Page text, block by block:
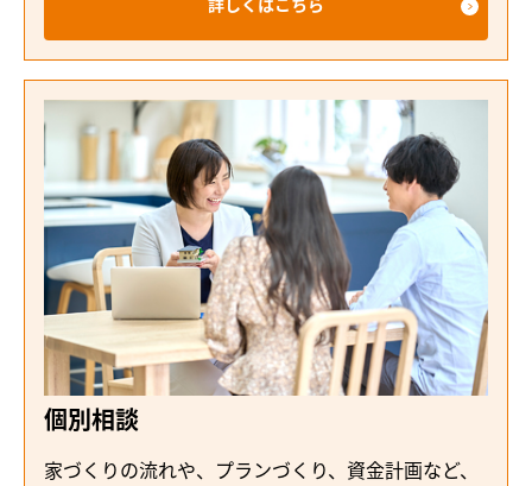
詳しくはこちら
個別相談
家づくりの流れや、プランづくり、資金計画など、